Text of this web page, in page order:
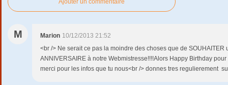
M Marion 10/12/2013 21:52
<br /> Ne serait ce pas la moindre des choses que de SOUHAITER
ANNIVERSAIRE à notre Webmistresse!!!!Alors Happy Birthday
merci pour les infos que tu nous<br /> donnes tres regulierement